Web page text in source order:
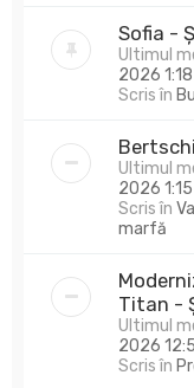
Sofia -
Ultimul
2026
Scris în
Ultimul
2026
Scris în
marfă
Titan -
Ultimul
2026
Scris în